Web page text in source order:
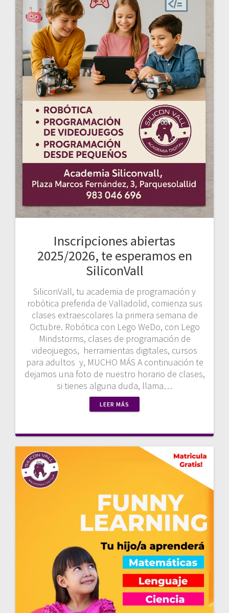
Inscripciones abiertas
2025/2026, te esperamos en
SiliconVall
SiliconVall, tu academia de programación y
robótica preferida de Valladolid, comienza sus
clases extraescolares la primera semana de
Octubre. Robótica con Lego WeDo, con Lego
Mindstorms, clases de programación de
videojuegos, herramientas digitales, cursos
para adultos y, MUCHO MÁS A continuación te
dejamos una foto de nuestro horario de clases,
si tienes alguna duda, llama…
LEER MÁS